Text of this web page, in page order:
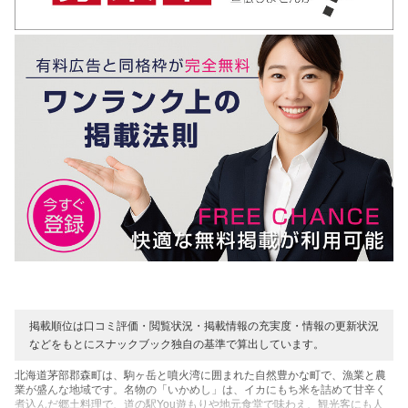
掲載順位は口コミ評価・閲覧状況・掲載情報の充実度・情報の更新状況
などをもとにスナックブック独自の基準で算出しています。
北海道茅部郡森町は、駒ヶ岳と噴火湾に囲まれた自然豊かな町で、漁業と農
業が盛んな地域です。名物の「いかめし」は、イカにもち米を詰めて甘辛く
煮込んだ郷土料理で、道の駅You遊もりや地元食堂で味わえ、観光客にも人